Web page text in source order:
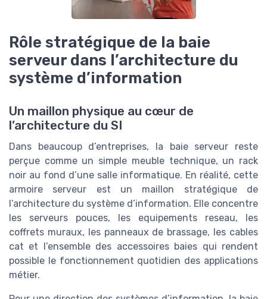
Rôle stratégique de la baie
serveur dans l’architecture du
système d’information
Un maillon physique au cœur de
l’architecture du SI
Dans beaucoup d’entreprises, la baie serveur reste
perçue comme un simple meuble technique, un rack
noir au fond d’une salle informatique. En réalité, cette
armoire serveur est un maillon stratégique de
l’architecture du système d’information. Elle concentre
les serveurs pouces, les equipements reseau, les
coffrets muraux, les panneaux de brassage, les cables
cat et l’ensemble des accessoires baies qui rendent
possible le fonctionnement quotidien des applications
métier.